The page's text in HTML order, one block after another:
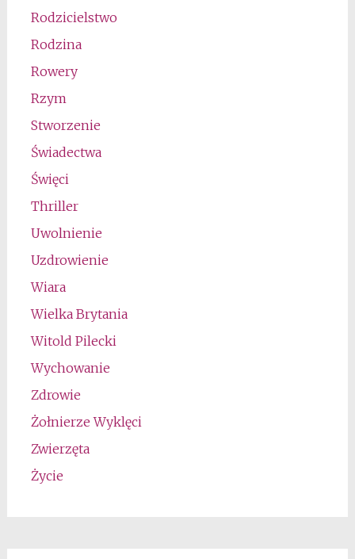
Rodzicielstwo
Rodzina
Rowery
Rzym
Stworzenie
Świadectwa
Święci
Thriller
Uwolnienie
Uzdrowienie
Wiara
Wielka Brytania
Witold Pilecki
Wychowanie
Zdrowie
Żołnierze Wyklęci
Zwierzęta
Życie